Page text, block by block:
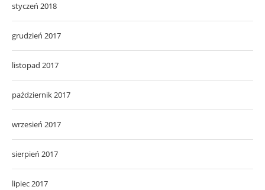
styczeń 2018
grudzień 2017
listopad 2017
październik 2017
wrzesień 2017
sierpień 2017
lipiec 2017